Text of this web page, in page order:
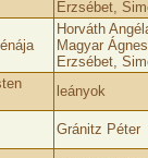
Erzsébet,
Horváth
Magyar
Erzsébet,
leányok
Gránitz Péter